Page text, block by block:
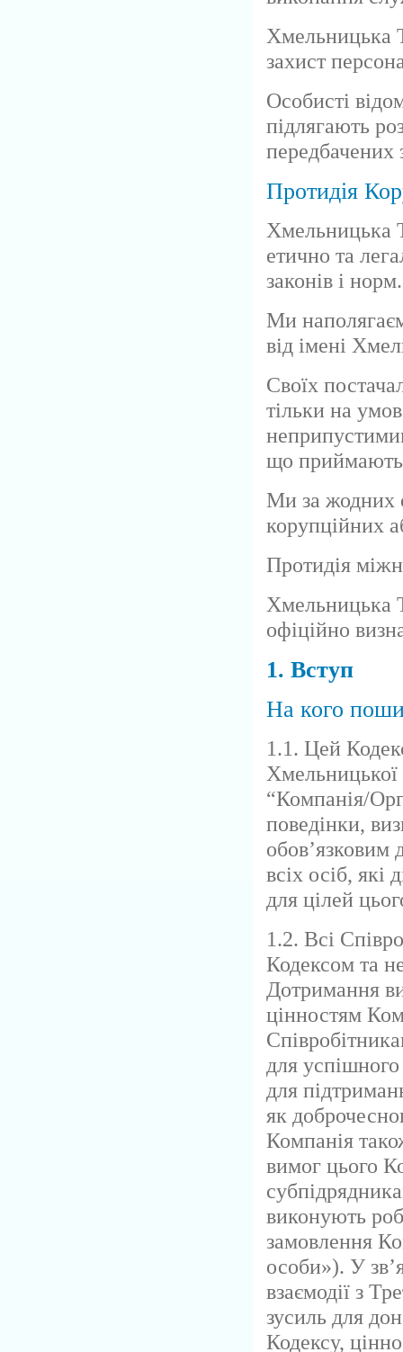
Хмельницька
захист
Особисті
підлягають
передбачених
Протидія
Хмельницька
етично та
законів і норм.
Ми
від імені
Своїх
тільки на
що
Ми за жодних
корупційних
Протидія
Хмельницька
офіційно
1. Вступ
На кого
1.1. Цей
Хмельницької
“Компанія/
поведінки,
обов’язковим
всіх осіб, які
для цілей
1.2. Всі
Кодексом та
Дотримання
цінностям
для
для
як
Компанія
вимог цього
виконують
замовлення
особи»). У
взаємодії з
зусиль для
Кодексу,